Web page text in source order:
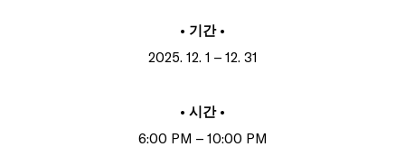
• 기간 •
2025. 12. 1 – 12. 31
• 시간 •
6:00 PM – 10:00 PM